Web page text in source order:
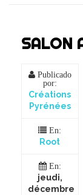
SALON
Publicado
por:
Créations
Pyrénées
En:
Root
En:
jeudi,
décembre